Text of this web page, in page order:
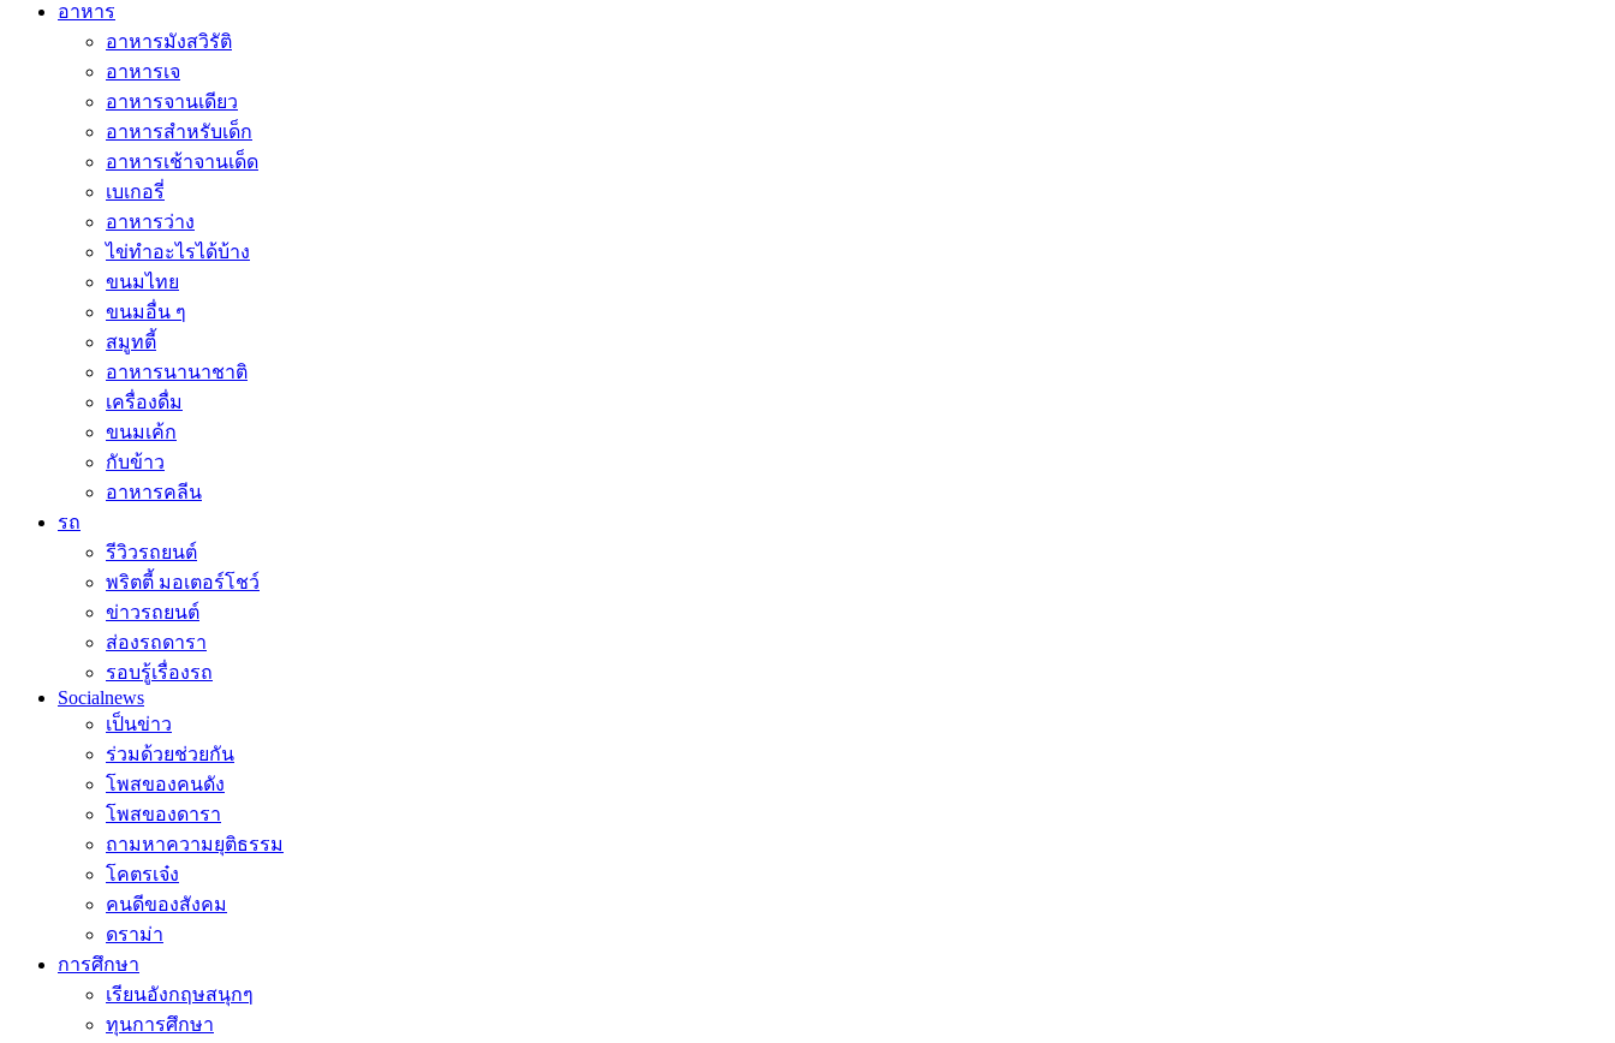
อาหาร
อาหารมังสวิรัติ
อาหารเจ
อาหารจานเดียว
อาหารสำหรับเด็ก
อาหารเช้าจานเด็ด
เบเกอรี่
อาหารว่าง
ไข่ทำอะไรได้บ้าง
ขนมไทย
ขนมอื่น ๆ
สมูทตี้
อาหารนานาชาติ
เครื่องดื่ม
ขนมเค้ก
กับข้าว
อาหารคลีน
รถ
รีวิวรถยนต์
พริตตี้ มอเตอร์โชว์
ข่าวรถยนต์
ส่องรถดารา
รอบรู้เรื่องรถ
Socialnews
เป็นข่าว
ร่วมด้วยช่วยกัน
โพสของคนดัง
โพสของดารา
ถามหาความยุติธรรม
โคตรเจ๋ง
คนดีของสังคม
ดราม่า
การศึกษา
เรียนอังกฤษสนุกๆ
ทุนการศึกษา